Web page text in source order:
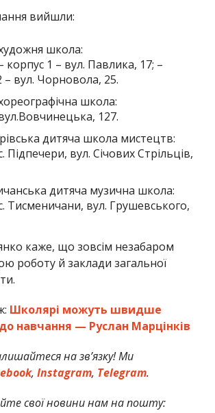
вийшли:
школа:
корпус 1 – вул. Павлика, 17; –
– вул. Чорновола, 25.
школа:
127.
дитяча школа мистецтв:
Підпечери, вул. Січових Стрільців,
дитяча музична школа:
Тисменичани, вул. Грушевського,
каже, що зовсім незабаром
роботу й заклади загальної
Школярі можуть швидше
навчання — Руслан Марцінків
на зв’язку! Ми
, Instagram, Telegram.
свої новини нам на пошту: